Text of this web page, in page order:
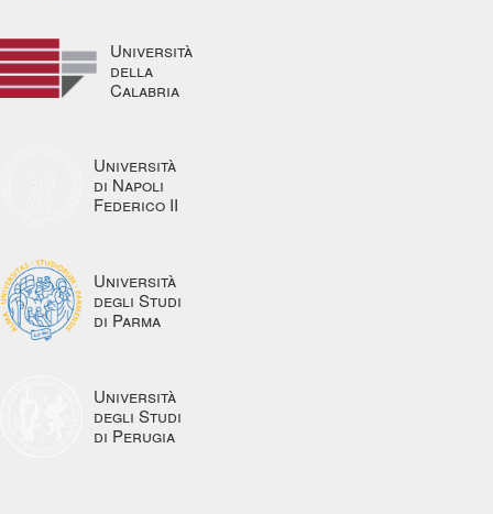
Università
della
Calabria
Università
di Napoli
Federico II
Università
degli Studi
di Parma
Università
degli Studi
di Perugia